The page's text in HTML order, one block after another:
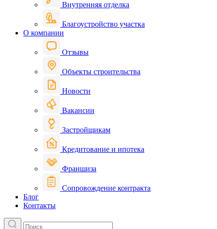
Внутренняя отделка
Благоустройство участка
О компании
Отзывы
Объекты строительства
Новости
Вакансии
Застройщикам
Кредитование и ипотека
Франшиза
Сопровождение контракта
Блог
Контакты